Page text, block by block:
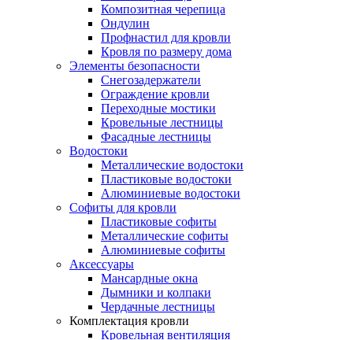
Композитная черепица
Ондулин
Профнастил для кровли
Кровля по размеру дома
Элементы безопасности
Снегозадержатели
Ограждение кровли
Переходные мостики
Кровельные лестницы
Фасадные лестницы
Водостоки
Металлические водостоки
Пластиковые водостоки
Алюминиевые водостоки
Софиты для кровли
Пластиковые софиты
Металлические софиты
Алюминиевые софиты
Аксессуары
Мансардные окна
Дымники и колпаки
Чердачные лестницы
Комплектация кровли
Кровельная вентиляция